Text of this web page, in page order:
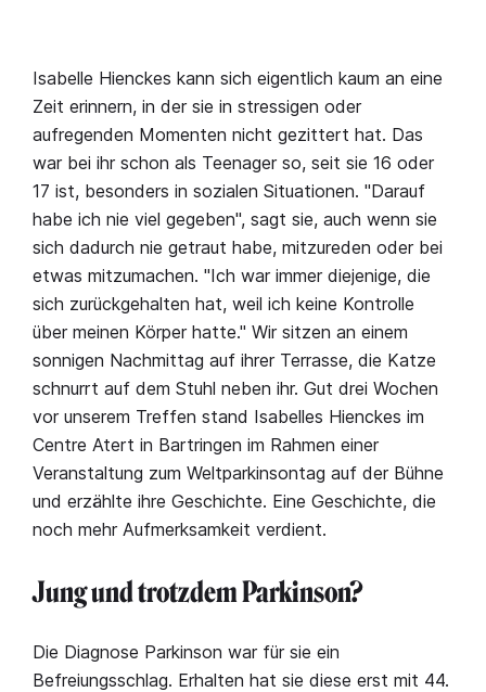
Isabelle Hienckes kann sich eigentlich kaum an eine
Zeit erinnern, in der sie in stressigen oder
aufregenden Momenten nicht gezittert hat. Das
war bei ihr schon als Teenager so, seit sie 16 oder
17 ist, besonders in sozialen Situationen. "Darauf
habe ich nie viel gegeben", sagt sie, auch wenn sie
sich dadurch nie getraut habe, mitzureden oder bei
etwas mitzumachen. "Ich war immer diejenige, die
sich zurückgehalten hat, weil ich keine Kontrolle
über meinen Körper hatte." Wir sitzen an einem
sonnigen Nachmittag auf ihrer Terrasse, die Katze
schnurrt auf dem Stuhl neben ihr. Gut drei Wochen
vor unserem Treffen stand Isabelles Hienckes im
Centre Atert in Bartringen im Rahmen einer
Veranstaltung zum Weltparkinsontag auf der Bühne
und erzählte ihre Geschichte. Eine Geschichte, die
noch mehr Aufmerksamkeit verdient.
Jung und trotzdem Parkinson?
Die Diagnose Parkinson war für sie ein
Befreiungsschlag. Erhalten hat sie diese erst mit 44.